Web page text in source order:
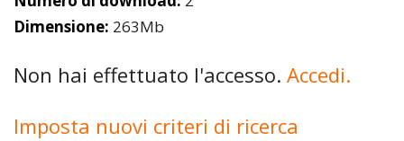
Dimensione: 263Mb
Non hai effettuato l'accesso. Accedi.
Imposta nuovi criteri di ricerca